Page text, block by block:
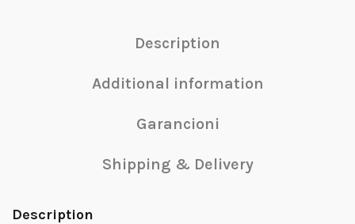
Description
Additional information
Garancioni
Shipping & Delivery
Description